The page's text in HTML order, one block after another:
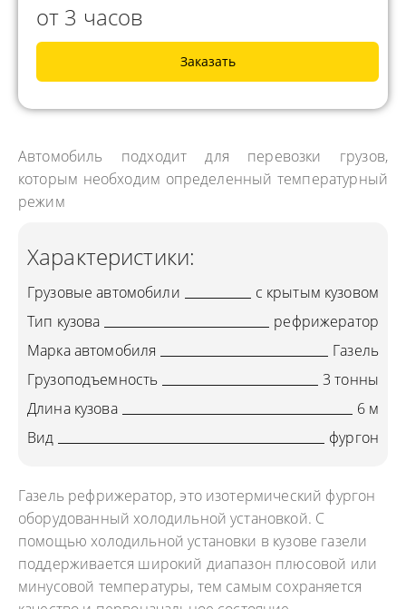
от 3 часов
Заказать
Автомобиль подходит для перевозки грузов,
которым необходим определенный температурный
режим
Характеристики:
Грузовые автомобили
с крытым кузовом
Тип кузова
рефрижератор
Марка автомобиля
Газель
Грузоподъемность
3 тонны
Длина кузова
6 м
Вид
фургон
Газель рефрижератор, это изотермический фургон
оборудованный холодильной установкой. С
помощью холодильной установки в кузове газели
поддерживается широкий диапазон плюсовой или
минусовой температуры, тем самым сохраняется